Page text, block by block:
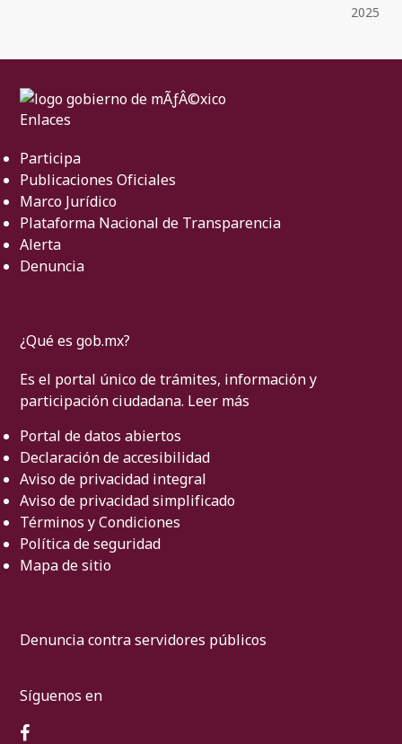
2025
Enlaces
Participa
Publicaciones Oficiales
Marco Jurídico
Plataforma Nacional de Transparencia
Alerta
Denuncia
¿Qué es gob.mx?
Es el portal único de trámites, información y
participación ciudadana. Leer más
Portal de datos abiertos
Declaración de accesibilidad
Aviso de privacidad integral
Aviso de privacidad simplificado
Términos y Condiciones
Política de seguridad
Mapa de sitio
Denuncia contra servidores públicos
Síguenos en